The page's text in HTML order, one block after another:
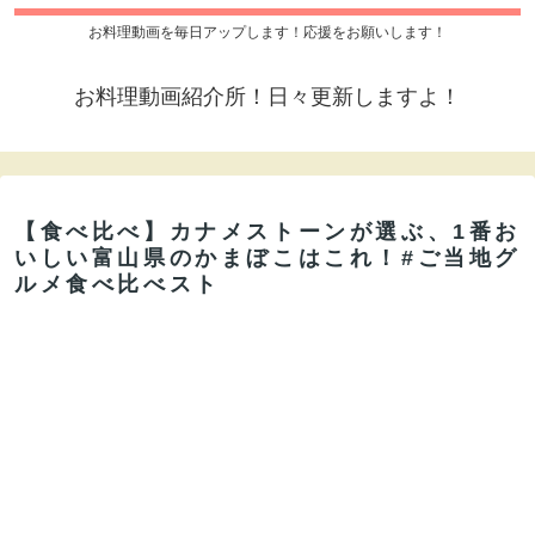
お料理動画を毎日アップします！応援をお願いします！
お料理動画紹介所！日々更新しますよ！
【食べ比べ】カナメストーンが選ぶ、1番お
いしい富山県のかまぼこはこれ！#ご当地グ
ルメ食べ比べスト